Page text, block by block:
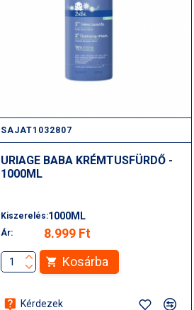
SAJAT1032807
URIAGE BABA KRÉMTUSFÜRDŐ -
1000ML
Kiszerelés:1000ML
Ár:
8.999 Ft
Kosárba
Kérdezek